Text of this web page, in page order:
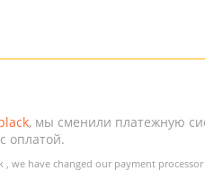
, мы сменили платежную
оплатой.
, we have changed our payment